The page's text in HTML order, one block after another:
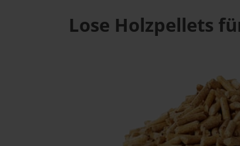
Lose Holzpellets